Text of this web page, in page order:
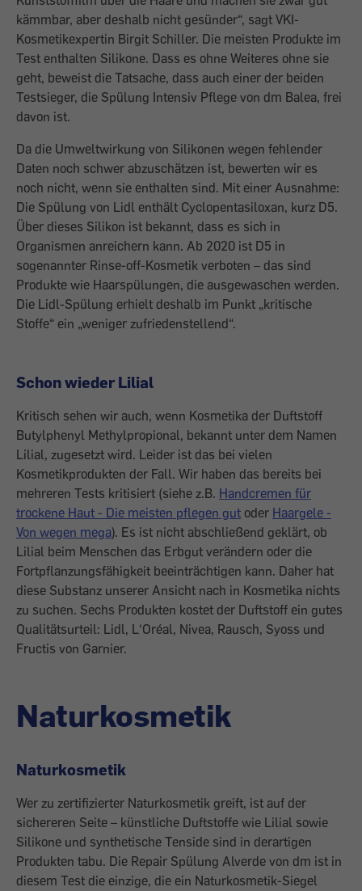
kämmbar, aber deshalb nicht gesünder“, sagt VKI-
Kosmetikexpertin Birgit Schiller. Die meisten Produkte im
Test enthalten Silikone. Dass es ohne Weiteres ohne sie
geht, beweist die Tatsache, dass auch einer der beiden
Testsieger, die Spülung Intensiv Pflege von dm Balea, frei
davon ist.
Da die Umweltwirkung von Silikonen wegen fehlender
Daten noch schwer abzuschätzen ist, bewerten wir es
noch nicht, wenn sie enthalten sind. Mit einer Ausnahme:
Die Spülung von Lidl enthält Cyclopentasiloxan, kurz D5.
Über dieses Silikon ist bekannt, dass es sich in
Organismen anreichern kann. Ab 2020 ist D5 in
sogenannter Rinse-off-Kosmetik verboten – das sind
Produkte wie Haarspülungen, die ausgewaschen werden.
Die Lidl-Spülung erhielt deshalb im Punkt „kritische
Stoffe“ ein „weniger zufriedenstellend“.
Schon wieder Lilial
Kritisch sehen wir auch, wenn Kosmetika der Duftstoff
Butylphenyl Methylpropional, bekannt unter dem Namen
Lilial, zugesetzt wird. Leider ist das bei vielen
Kosmetikprodukten der Fall. Wir haben das bereits bei
mehreren Tests kritisiert (siehe z.B. Handcremen für
trockene Haut - Die meisten pflegen gut oder Haargele -
Von wegen mega). Es ist nicht abschließend geklärt, ob
Lilial beim Menschen das Erbgut verändern oder die
Fortpflanzungsfähigkeit beeinträchtigen kann. Daher hat
diese Substanz unserer Ansicht nach in Kosmetika nichts
zu suchen. Sechs Produkten kostet der Duftstoff ein gutes
Qualitätsurteil: Lidl, L‘Oréal, Nivea, Rausch, Syoss und
Fructis von Garnier.
Naturkosmetik
Naturkosmetik
Wer zu zertifizierter Naturkosmetik greift, ist auf der
sichereren Seite – künstliche Duftstoffe wie Lilial sowie
Silikone und synthetische Tenside sind in derartigen
Produkten tabu. Die Repair Spülung Alverde von dm ist in
diesem Test die einzige, die ein Naturkosmetik-Siegel